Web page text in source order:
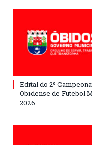
Edital do 2º
Obidense de Futebol
2026